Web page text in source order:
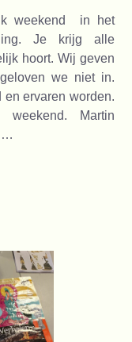
weekend in het
Je krijg alle
hoort. Wij geven
we niet in.
en ervaren worden.
Martin